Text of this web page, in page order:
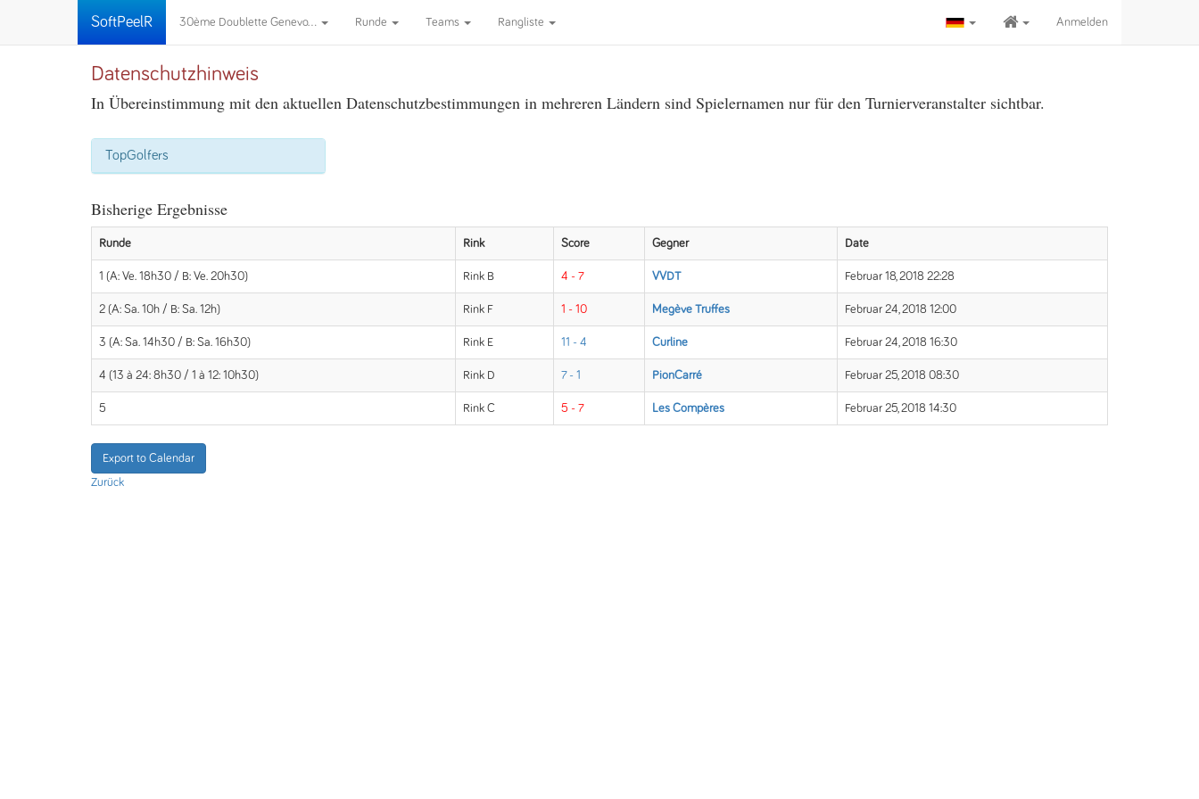
SoftPeelR 30ème Doublette Genevo... Runde Teams Rangliste Anmelden
Datenschutzhinweis
In Übereinstimmung mit den aktuellen Datenschutzbestimmungen in mehreren Ländern sind Spielernamen nur für den Turnierveranstalter sichtbar.
TopGolfers
Bisherige Ergebnisse
Runde Rink Score Gegner Date
1 (A: Ve. 18h30 / B: Ve. 20h30) Rink B 4 - 7 VVDT Februar 18, 2018 22:28
2 (A: Sa. 10h / B: Sa. 12h) Rink F 1 - 10 Megève Truffes Februar 24, 2018 12:00
3 (A: Sa. 14h30 / B: Sa. 16h30) Rink E 11 - 4 Curline Februar 24, 2018 16:30
4 (13 à 24: 8h30 / 1 à 12: 10h30) Rink D 7 - 1 PionCarré Februar 25, 2018 08:30
5 Rink C 5 - 7 Les Compères Februar 25, 2018 14:30
Export to Calendar
Zurück